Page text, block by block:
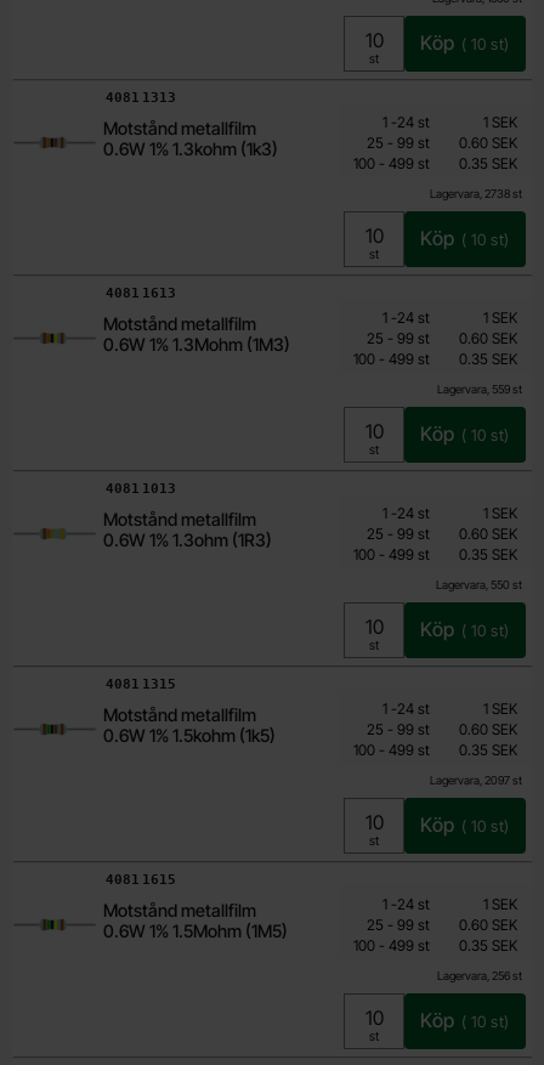
Enhet:
st
Köp ( 10 st)
Motstånd metallfilm
0.6W 1% 1.3kohm (1k3)
Art. nr
4081 1313
Lagervara, 2738 st
Från
0.15 SEK
Inklusive 25% moms
Enhet:
st
Köp ( 10 st)
Mängdrabatt
Pris /st
1 -till
24 st
1 SEK
25 - till
99 st
0.60 SEK
100 - till
499 st 0.35 SEK
Motstånd metallfilm
0.6W 1% 1.3Mohm (1M3)
Art. nr
4081 1613
Lagervara, 559 st
Från
0.15 SEK
Inklusive 25% moms
Enhet:
st
Köp ( 10 st)
Mängdrabatt
Pris /st
1 -till
24 st
1 SEK
25 - till
99 st
0.60 SEK
100 - till
499 st 0.35 SEK
Motstånd metallfilm
0.6W 1% 1.3ohm (1R3)
Art. nr
4081 1013
Lagervara, 550 st
Från
0.15 SEK
Inklusive 25% moms
Enhet:
st
Köp ( 10 st)
Mängdrabatt
Pris /st
1 -till
24 st
1 SEK
25 - till
99 st
0.60 SEK
100 - till
499 st 0.35 SEK
Motstånd metallfilm
0.6W 1% 1.5kohm (1k5)
Art. nr
4081 1315
Lagervara, 2097 st
Från
0.15 SEK
Inklusive 25% moms
Enhet:
st
Köp ( 10 st)
Mängdrabatt
Pris /st
1 -till
24 st
1 SEK
25 - till
99 st
0.60 SEK
100 - till
499 st 0.35 SEK
Motstånd metallfilm
0.6W 1% 1.5Mohm (1M5)
Art. nr
4081 1615
Lagervara, 256 st
Från
0.15 SEK
Inklusive 25% moms
Enhet:
st
Köp ( 10 st)
Mängdrabatt
Pris /st
1 -till
24 st
1 SEK
25 - till
99 st
0.60 SEK
100 - till
499 st 0.35 SEK